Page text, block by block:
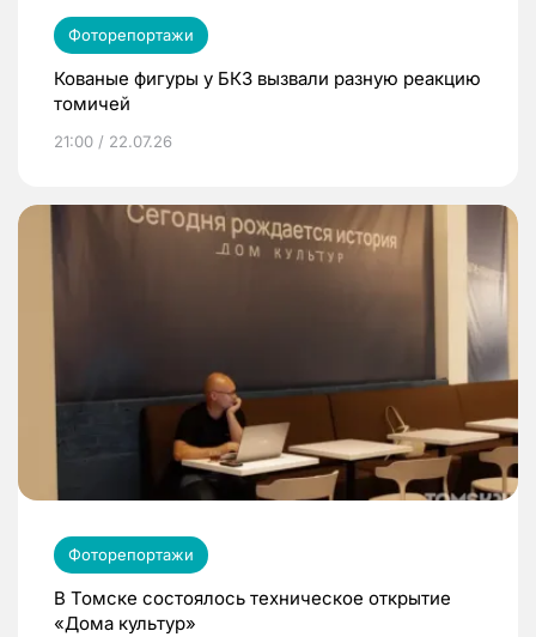
Фоторепортажи
Кованые фигуры у БКЗ вызвали разную реакцию
томичей
21:00 / 22.07.26
Фоторепортажи
В Томске состоялось техническое открытие
«Дома культур»